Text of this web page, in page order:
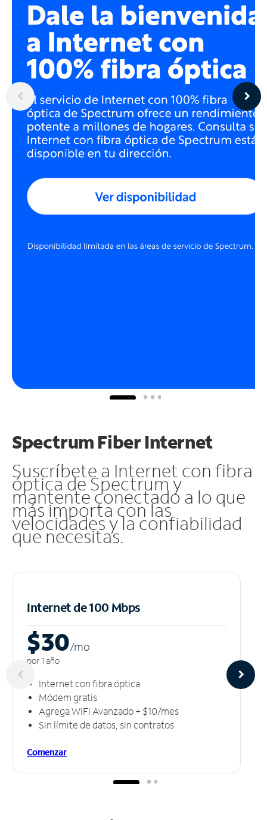
Spectrum Fiber Internet
Suscríbete a Internet con fibra
óptica de Spectrum y
mantente conectado a lo que
más importa con las
velocidades y la confiabilidad
que necesitas.
Internet de 100 Mbps
$30/mo
por 1 año
Internet con fibra óptica
Módem gratis
Agrega WiFi Avanzado + $10/mes
Sin límite de datos, sin contratos
Comenzar